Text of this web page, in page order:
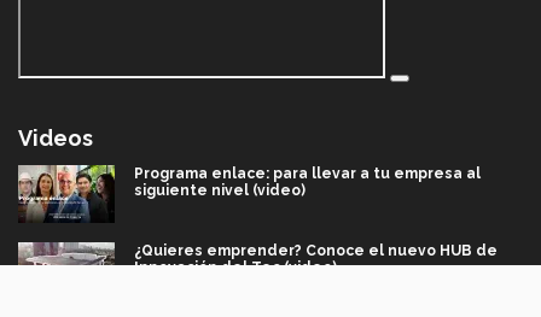
Videos
Programa enlace: para llevar a tu empresa al
siguiente nivel (video)
¿Quieres emprender? Conoce el nuevo HUB de
Innovación del Tec (video)